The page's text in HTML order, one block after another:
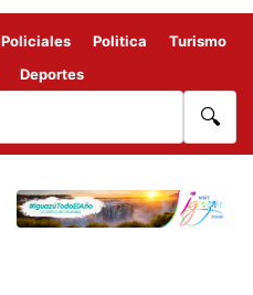
Policiales Politica
Turismo
Deportes
🔍